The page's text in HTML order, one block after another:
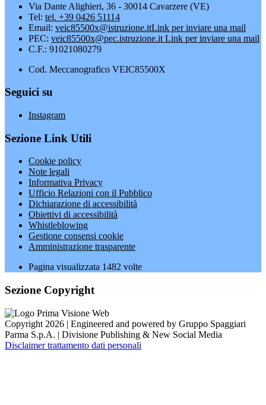
Via Dante Alighieri, 36 - 30014 Cavarzere (VE)
Tel: tel. +39 0426 51114
Email: veic85500x@istruzione.itLink per inviare una mail
PEC: veic85500x@pec.istruzione.it Link per inviare una mail
C.F.: 91021080279
Cod. Meccanografico VEIC85500X
Seguici su
Instagram
Sezione Link Utili
Cookie policy
Note legali
Informativa Privacy
Ufficio Relazioni con il Pubblico
Dichiarazione di accessibilità
Obiettivi di accessibilità
Whistleblowing
Gestione consensi cookie
Amministrazione trasparente
Pagina visualizzata 1482 volte
Sezione Copyright
Copyright 2026 | Engineered and powered by Gruppo Spaggiari
Parma S.p.A. | Divisione Publishing & New Social Media
Disclaimer trattamento dati personali